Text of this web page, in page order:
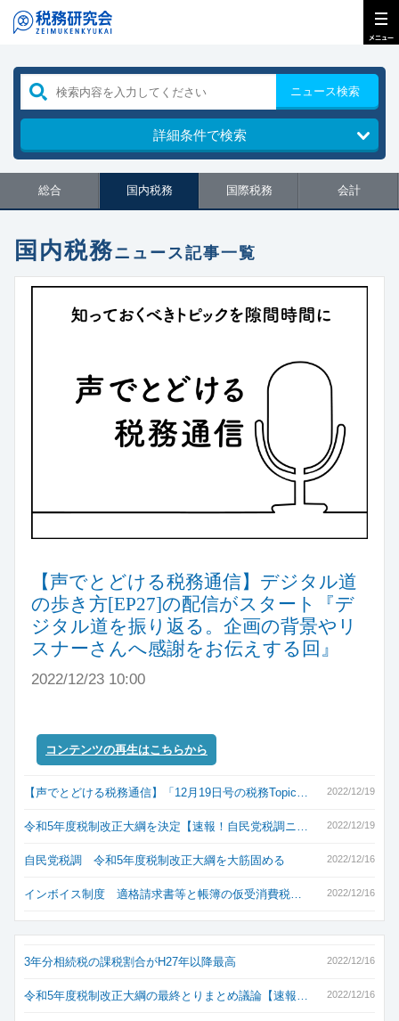
ニュース検索
詳細条件で検索
総合 国内税務 国際税務 会計
国内税務ニュース記事一覧
【声でとどける税務通信】デジタル道
の歩き方[EP27]の配信がスタート『デ
ジタル道を振り返る。企画の背景やリ
スナーさんへ感謝をお伝えする回』
2022/12/23 10:00
コンテンツの再生はこちらから
2022/12/19
【声でとどける税務通信】「12月19日号の税務Topic…
2022/12/19
令和5年度税制改正大綱を決定【速報！自民党税調ニ…
2022/12/16
自民党税調 令和5年度税制改正大綱を大筋固める
2022/12/16
インボイス制度 適格請求書等と帳簿の仮受消費税…
2022/12/16
3年分相続税の課税割合がH27年以降最高
2022/12/16
令和5年度税制改正大綱の最終とりまとめ議論【速報…